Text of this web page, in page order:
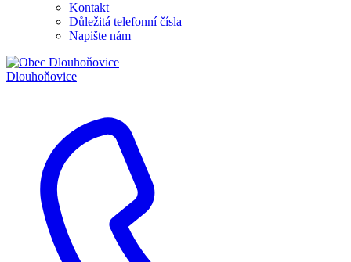
Kontakt
Důležitá telefonní čísla
Napište nám
Dlouhoňovice